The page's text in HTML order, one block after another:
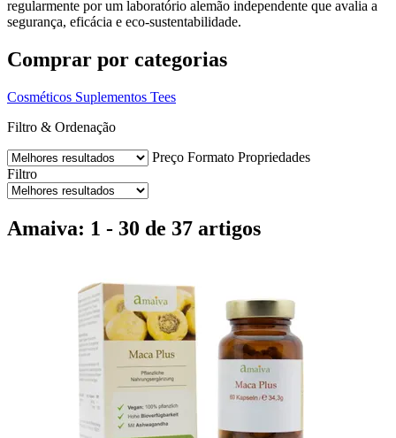
regularmente por um laboratório alemão independente que avalia a
segurança, eficácia e eco-sustentabilidade.
Comprar por categorias
Cosméticos Suplementos Tees
Filtro & Ordenação
Preço Formato Propriedades
Filtro
Amaiva: 1 - 30 de 37 artigos